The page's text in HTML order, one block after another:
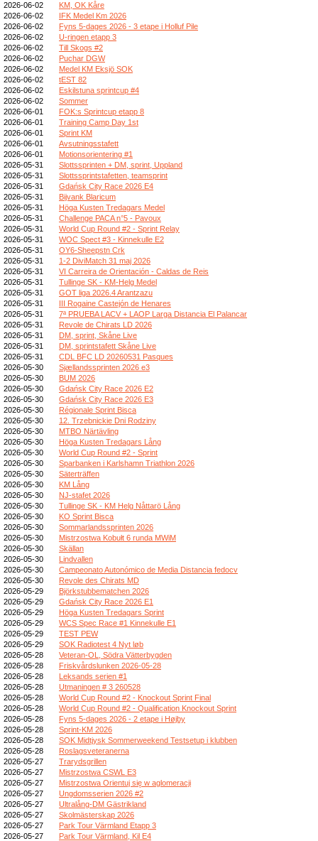
2026-06-02
KM, OK Kåre
2026-06-02
IFK Medel Km 2026
2026-06-02
Fyns 5-dages 2026 - 3 etape i Holluf Pile
2026-06-02
U-ringen etapp 3
2026-06-02
Till Skogs #2
2026-06-02
Puchar DGW
2026-06-02
Medel KM Eksjö SOK
2026-06-02
tEST 82
2026-06-02
Eskilstuna sprintcup #4
2026-06-02
Sommer
2026-06-01
FOK:s Sprintcup etapp 8
2026-06-01
Training Camp Day 1st
2026-06-01
Sprint KM
2026-06-01
Avsutningsstafett
2026-06-01
Motionsorientering #1
2026-05-31
Slottssprinten + DM, sprint, Uppland
2026-05-31
Slottssprintstafetten, teamsprint
2026-05-31
Gdańsk City Race 2026 E4
2026-05-31
Bijvank Blaricum
2026-05-31
Höga Kusten Tredagars Medel
2026-05-31
Challenge PACA n°5 - Pavoux
2026-05-31
World Cup Round #2 - Sprint Relay
2026-05-31
WOC Spect #3 - Kinnekulle E2
2026-05-31
OY6-Sheepstn Crk
2026-05-31
1-2 DiviMatch 31 maj 2026
2026-05-31
VI Carreira de Orientación - Caldas de Reis
2026-05-31
Tullinge SK - KM-Helg Medel
2026-05-31
GOT liga 2026.4 Arantzazu
2026-05-31
III Rogaine Castejón de Henares
2026-05-31
7ª PRUEBA LACV + LAOP Larga Distancia El Palancar
2026-05-31
Revole de Chirats LD 2026
2026-05-31
DM, sprint, Skåne Live
2026-05-31
DM, sprintstafett Skåne Live
2026-05-31
CDL BFC LD 20260531 Pasques
2026-05-30
Sjællandssprinten 2026 e3
2026-05-30
BUM 2026
2026-05-30
Gdańsk City Race 2026 E2
2026-05-30
Gdańsk City Race 2026 E3
2026-05-30
Régionale Sprint Bisca
2026-05-30
12. Trzebnickie Dni Rodziny
2026-05-30
MTBO Närtävling
2026-05-30
Höga Kusten Tredagars Lång
2026-05-30
World Cup Round #2 - Sprint
2026-05-30
Sparbanken i Karlshamn Triathlon 2026
2026-05-30
Säterträffen
2026-05-30
KM Lång
2026-05-30
NJ-stafet 2026
2026-05-30
Tullinge SK - KM Helg Nåttarö Lång
2026-05-30
KO Sprint Bisca
2026-05-30
Sommarlandssprinten 2026
2026-05-30
Mistrzostwa Kobułt 6 runda MWiM
2026-05-30
Skällan
2026-05-30
Lindvallen
2026-05-30
Campeonato Autonómico de Media Distancia fedocv
2026-05-30
Revole des Chirats MD
2026-05-29
Björkstubbematchen 2026
2026-05-29
Gdańsk City Race 2026 E1
2026-05-29
Höga Kusten Tredagars Sprint
2026-05-29
WCS Spec Race #1 Kinnekulle E1
2026-05-29
TEST PEW
2026-05-29
SOK Radiotest 4 Nyt løb
2026-05-28
Veteran-OL, Södra Vätterbygden
2026-05-28
Friskvårdslunken 2026-05-28
2026-05-28
Leksands serien #1
2026-05-28
Utmaningen # 3 260528
2026-05-28
World Cup Round #2 - Knockout Sprint Final
2026-05-28
World Cup Round #2 - Qualification Knockout Sprint
2026-05-28
Fyns 5-dages 2026 - 2 etape i Højby
2026-05-28
Sprint-KM 2026
2026-05-28
SOK Midtjysk Sommerweekend Testsetup i klubben
2026-05-28
Roslagsveteranerna
2026-05-27
Trarydsgrillen
2026-05-27
Mistrzostwa CSWL E3
2026-05-27
Mistrzostwa Orientuj się w aglomeracji
2026-05-27
Ungdomsserien 2026 #2
2026-05-27
Ultralång-DM Gästrikland
2026-05-27
Skolmästerskap 2026
2026-05-27
Park Tour Värmland Etapp 3
2026-05-27
Park Tour Värmland, Kil E4